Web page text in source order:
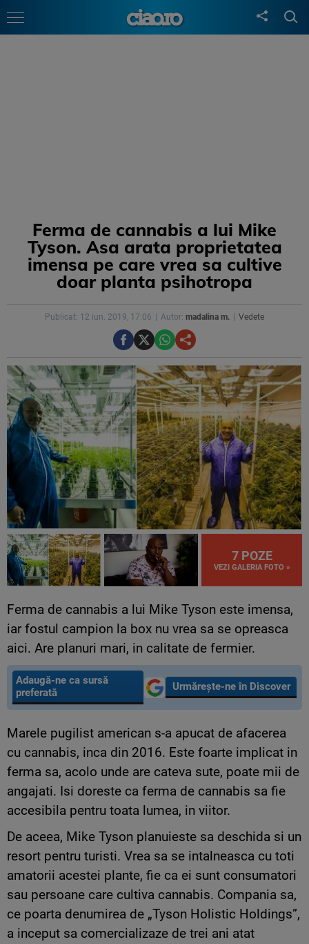
Ferma de cannabis a lui Mike
Tyson. Asa arata proprietatea
imensa pe care vrea sa cultive
doar planta psihotropa
Publicat: 12 iun. 2019, 17:06 Autor: madalina m. Vedete
7 POZE
VEZI GALERIA FOTO »
Ferma de cannabis a lui Mike Tyson este imensa,
iar fostul campion la box nu vrea sa se opreasca
aici. Are planuri mari, in calitate de fermier.
Adaugă-ne ca sursă
preferată
Urmărește-ne în Discover
Marele pugilist american s-a apucat de afacerea
cu cannabis, inca din 2016. Este foarte implicat in
ferma sa, acolo unde are cateva sute, poate mii de
angajati. Isi doreste ca ferma de cannabis sa fie
accesibila pentru toata lumea, in viitor.
De aceea, Mike Tyson planuieste sa deschida si un
resort pentru turisti. Vrea sa se intalneasca cu toti
amatorii acestei plante, fie ca ei sunt consumatori
sau persoane care cultiva cannabis. Compania sa,
ce poarta denumirea de „Tyson Holistic Holdings”,
a inceput sa comercializaze de trei ani atat